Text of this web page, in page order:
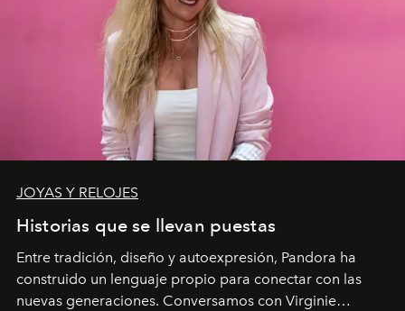
JOYAS Y RELOJES
Historias que se llevan puestas
Entre tradición, diseño y autoexpresión, Pandora ha
construido un lenguaje propio para conectar con las
nuevas generaciones. Conversamos con Virginie